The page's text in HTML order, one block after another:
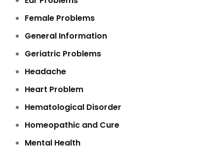
Female Problems
General Information
Geriatric Problems
Headache
Heart Problem
Hematological Disorder
Homeopathic and Cure
Mental Health